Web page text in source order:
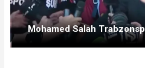
Mohamed Salah